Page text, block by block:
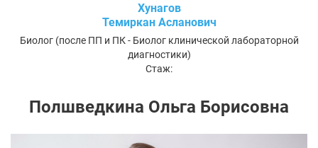
Хунагов
Темиркан Асланович
Биолог (после ПП и ПК - Биолог клинической лабораторной
диагностики)
Стаж:
Полшведкина Ольга Борисовна